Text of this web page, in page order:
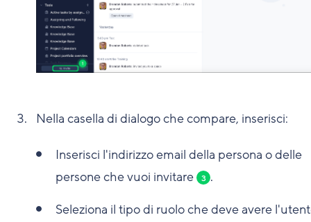
Nella casella di dialogo che compare, inserisci:
Inserisci l'indirizzo email della persona o delle
persone che vuoi invitare
3 .
Seleziona il tipo di ruolo che deve avere